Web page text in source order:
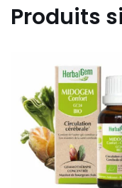
Produits